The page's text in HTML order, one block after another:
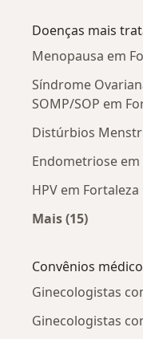
Doenças mais
Menopausa em
Síndrome
SOMP/SOP em
Distúrbios
Endometriose em
HPV em Fortaleza
Mais (15)
Convênios
Ginecologistas
Ginecologistas